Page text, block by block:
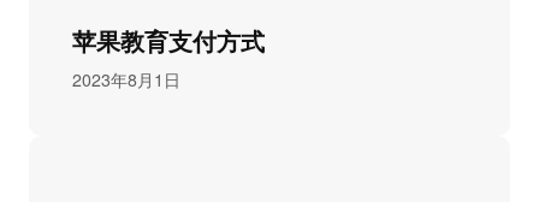
苹果教育支付方式
2023年8月1日